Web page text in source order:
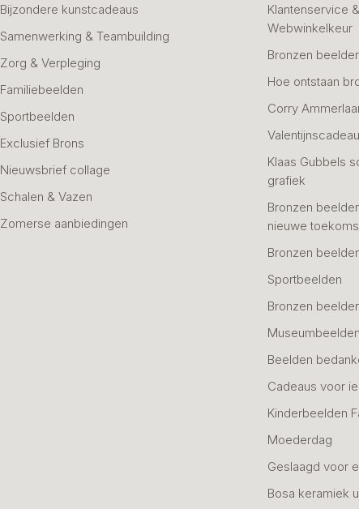
Bijzondere kunstcadeaus
Samenwerking & Teambuilding
Zorg & Verpleging
Familiebeelden
Sportbeelden
Exclusief Brons
Nieuwsbrief collage
Schalen & Vazen
Zomerse aanbiedingen
Klantenservice
Webwinkelkeur
Bronzen
Hoe ontstaan
Corry
Klaas Gubbels
grafiek
Bronzen
nieuwe
Bronzen
Sportbeelden
Bronzen
Museumbeelden
Beelden
Cadeaus voor
Kinderbeelden
Moederdag
Geslaagd voor
Bosa keramiek